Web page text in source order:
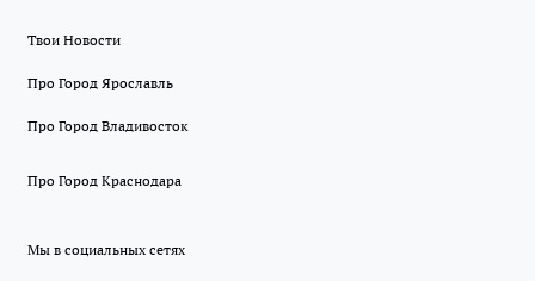
Твои Новости
Про Город Ярославль
Про Город Владивосток
Про Город Краснодара
Мы в социальных сетях